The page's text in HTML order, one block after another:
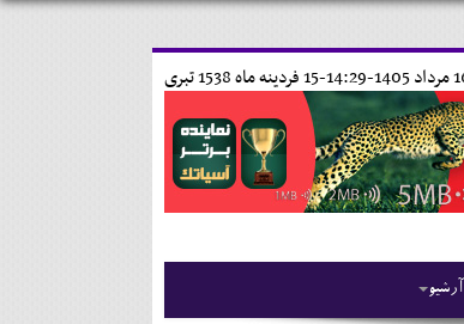
15 فردينه ماه 1538 تبری
آرشیو